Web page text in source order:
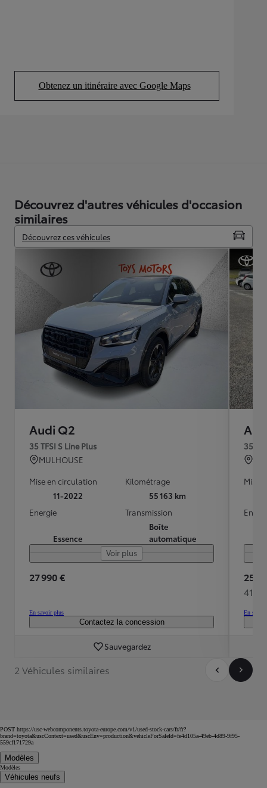
Obtenez un itinéraire avec Google Maps
(Opens in new tab)
Découvrez d'autres véhicules d'occasion
similaires
Découvrez ces véhicules
Audi Q2
35 TFSI S Line Plus
MULHOUSE
Mise en circulation
11-2022
Kilométrage
55 163 km
Energie
Essence
Transmission
Boîte
automatique
Voir plus
27 990 €
En savoir plus
Contactez la concession
Sauvegardez
Mise
25
416
En
2 Véhicules similaires
POST https://usc-webcomponents.toyota-europe.com/v1/used-stock-cars/fr/fr?
brand=toyota&uscContext=used&uscEnv=production&vehicleForSaleId=fe4d105a-49eb-4d89-9f95-
559cf171729a
Modèles
Modèles
Véhicules neufs